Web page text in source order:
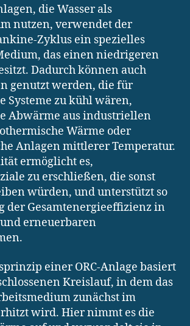
die Wasser als
nutzen, verwendet der
Zyklus ein spezielles
das einen niedrigeren
Dadurch können auch
genutzt werden, die für
Systeme zu kühl wären,
Abwärme aus industriellen
Wärme oder
Anlagen mittlerer Temperatur.
ermöglicht es,
zu erschließen, die sonst
würden, und unterstützt so
der Gesamtenergieeffizienz in
erneuerbaren
einer ORC-Anlage basiert
Kreislauf, in dem das
zunächst im
wird. Hier nimmt es die